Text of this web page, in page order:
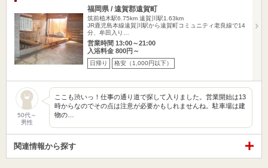
福岡県 / 遠賀郡遠賀町
筑前植木駅6.75km 遠賀川駅1.63km
JR鹿児島本線遠賀川駅から遠賀町コミュニティ老良線で14
分、牟田入り…
営業時間 13:00～21:00
入浴料金 800円～
日帰り 格安（1,000円以下）
50代～
男性
ここも渋いっ！仕事の通り道で探して入りました。営業開始は13
時からなのでその点は注意が必要かもしれませんね。駐車場は建
物の…
関連情報から探す